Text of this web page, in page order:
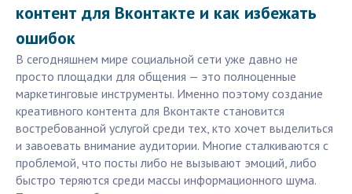
контент для Вконтакте и как избежать
ошибок
В сегодняшнем мире социальной сети уже давно не
просто площадки для общения — это полноценные
маркетинговые инструменты. Именно поэтому создание
креативного контента для Вконтакте становится
востребованной услугой среди тех, кто хочет выделиться
и завоевать внимание аудитории. Многие сталкиваются с
проблемой, что посты либо не вызывают эмоций, либо
быстро теряются среди массы информационного шума.